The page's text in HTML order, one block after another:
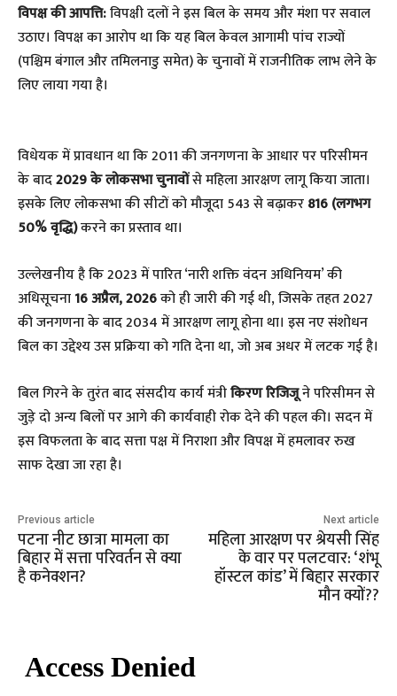
विपक्ष की आपत्ति:विपक्षी दलों ने इस बिल के समय और मंशा पर सवाल
उठाए। विपक्ष का आरोप था कि यह बिल केवल आगामी पांच राज्यों
(पश्चिम बंगाल और तमिलनाडु समेत) के चुनावों में राजनीतिक लाभ लेने के
लिए लाया गया है।
​विधेयक में प्रावधान था कि 2011 की जनगणना के आधार पर परिसीमन
के बाद2029 के लोकसभा चुनावोंसे महिला आरक्षण लागू किया जाता।
इसके लिए लोकसभा की सीटों को मौजूदा 543 से बढ़ाकर816 (लगभग
50% वृद्धि)करने का प्रस्ताव था।
​उल्लेखनीय है कि 2023 में पारित ‘नारी शक्ति वंदन अधिनियम’ की
अधिसूचना16 अप्रैल, 2026को ही जारी की गई थी, जिसके तहत 2027
की जनगणना के बाद 2034 में आरक्षण लागू होना था। इस नए संशोधन
बिल का उद्देश्य उस प्रक्रिया को गति देना था, जो अब अधर में लटक गई है।
​बिल गिरने के तुरंत बाद संसदीय कार्य मंत्रीकिरण रिजिजूने परिसीमन से
जुड़े दो अन्य बिलों पर आगे की कार्यवाही रोक देने की पहल की। सदन में
इस विफलता के बाद सत्ता पक्ष में निराशा और विपक्ष में हमलावर रुख
साफ देखा जा रहा है।
Previous article
पटना नीट छात्रा मामला का
बिहार में सत्ता परिवर्तन से क्या
है कनेक्शन?
Next article
महिला आरक्षण पर श्रेयसी सिंह
के वार पर पलटवार: ‘शंभू
हॉस्टल कांड’ में बिहार सरकार
मौन क्यों??